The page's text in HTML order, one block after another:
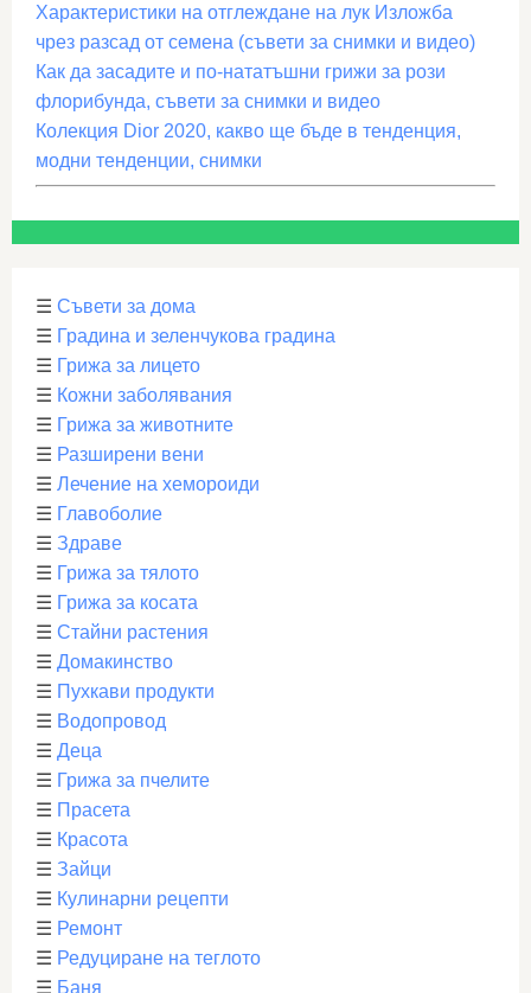
Характеристики на отглеждане на лук Изложба
чрез разсад от семена (съвети за снимки и видео)
Как да засадите и по-нататъшни грижи за рози
флорибунда, съвети за снимки и видео
Колекция Dior 2020, какво ще бъде в тенденция,
модни тенденции, снимки
☰ Съвети за дома
☰ Градина и зеленчукова градина
☰ Грижа за лицето
☰ Кожни заболявания
☰ Грижа за животните
☰ Разширени вени
☰ Лечение на хемороиди
☰ Главоболие
☰ Здраве
☰ Грижа за тялото
☰ Грижа за косата
☰ Стайни растения
☰ Домакинство
☰ Пухкави продукти
☰ Водопровод
☰ Деца
☰ Грижа за пчелите
☰ Прасета
☰ Красота
☰ Зайци
☰ Кулинарни рецепти
☰ Ремонт
☰ Редуциране на теглото
☰ Баня